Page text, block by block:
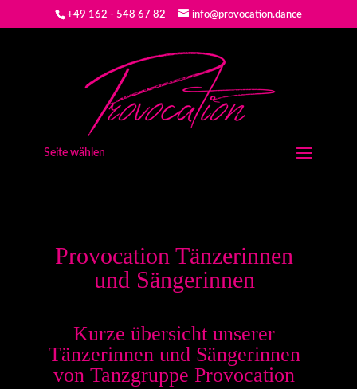
+49 162 - 548 67 82 info@provocation.dance
Seite wählen
Provocation Tänzerinnen
und Sängerinnen
Kurze übersicht unserer
Tänzerinnen und Sängerinnen
von Tanzgruppe Provocation